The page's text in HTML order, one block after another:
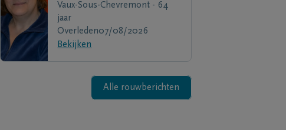
Vaux-Sous-Chevremont - 64
jaar
Overleden07/08/2026
Bekijken
Alle rouwberichten